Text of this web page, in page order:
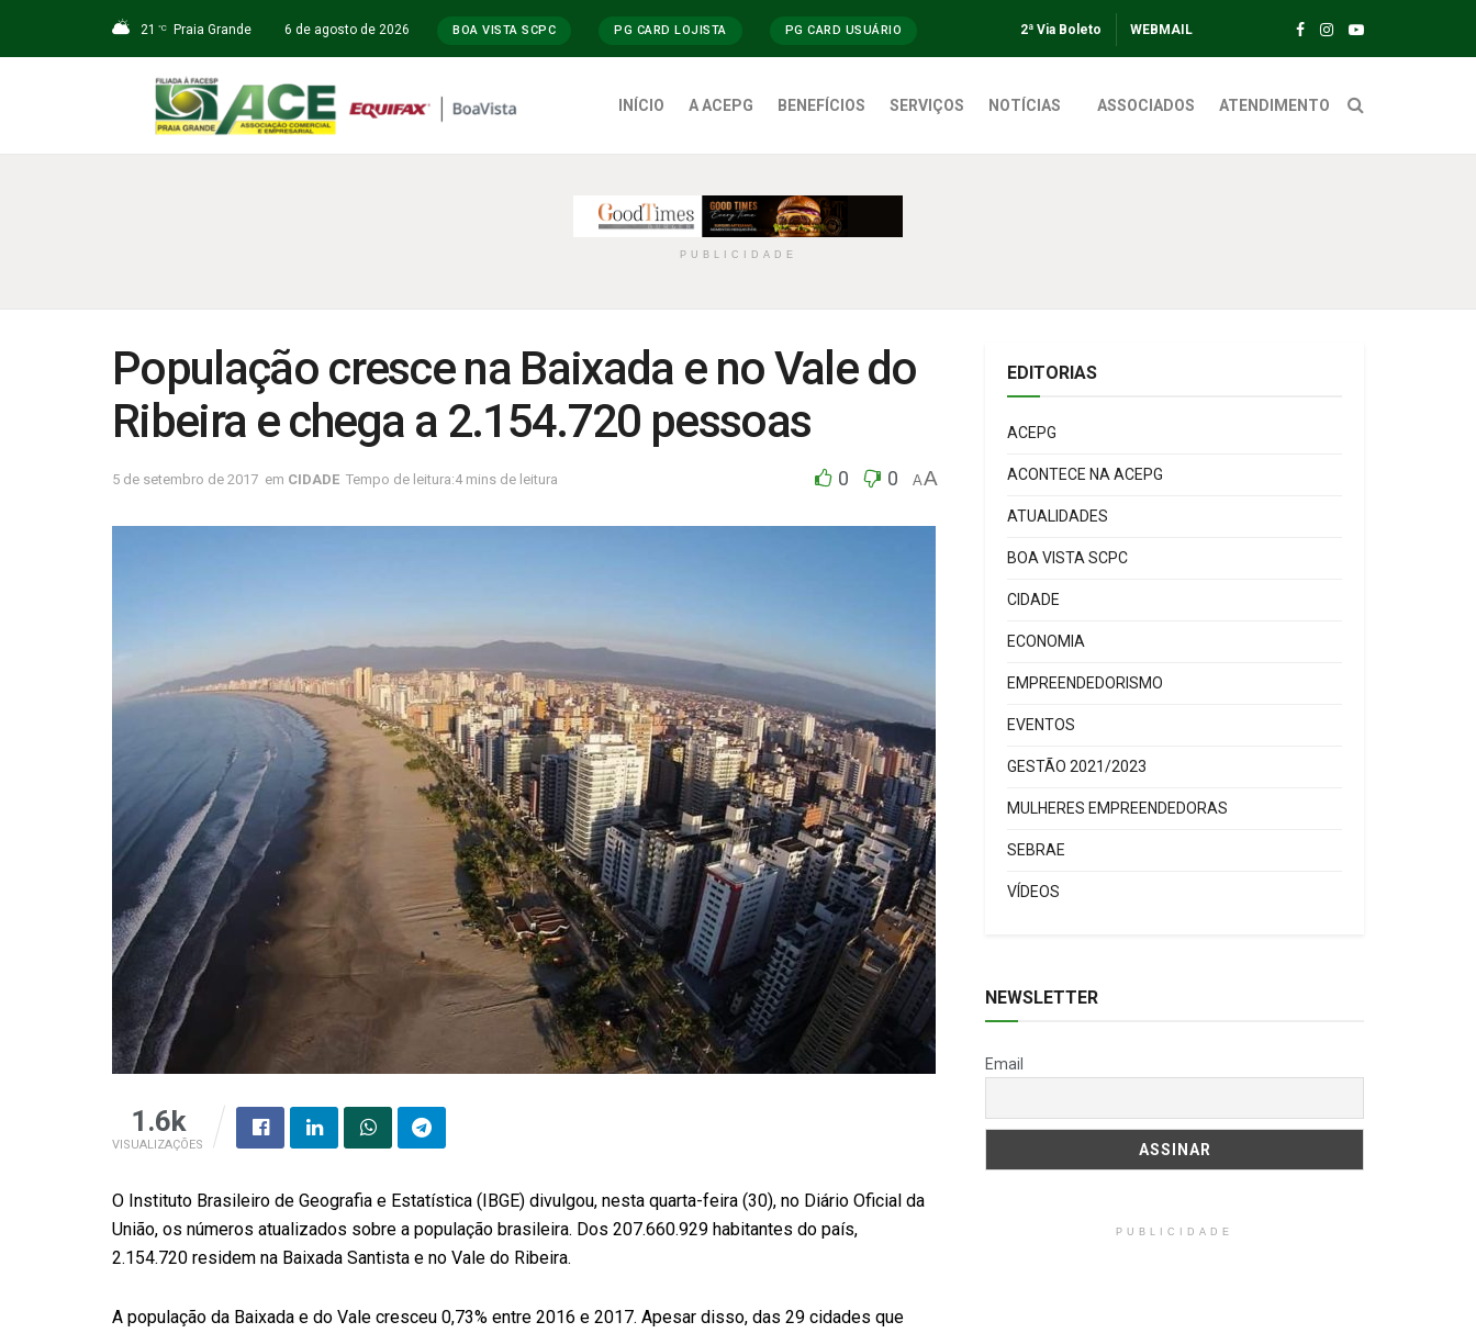
21 °C Praia Grande 6 de agosto de 2026 BOA VISTA SCPC PG CARD LOJISTA PG CARD USUÁRIO 2ª Via Boleto WEBMAIL
INÍCIO A ACEPG BENEFÍCIOS SERVIÇOS NOTÍCIAS ASSOCIADOS ATENDIMENTO
PUBLICIDADE
População cresce na Baixada e no Vale do
Ribeira e chega a 2.154.720 pessoas
5 de setembro de 2017 em CIDADE Tempo de leitura:4 mins de leitura 0 0 AA
1.6k
VISUALIZAÇÕES
O Instituto Brasileiro de Geografia e Estatística (IBGE) divulgou, nesta quarta-feira (30), no Diário Oficial da
União, os números atualizados sobre a população brasileira. Dos 207.660.929 habitantes do país,
2.154.720 residem na Baixada Santista e no Vale do Ribeira.
A população da Baixada e do Vale cresceu 0,73% entre 2016 e 2017. Apesar disso, das 29 cidades que
EDITORIAS
ACEPG
ACONTECE NA ACEPG
ATUALIDADES
BOA VISTA SCPC
CIDADE
ECONOMIA
EMPREENDEDORISMO
EVENTOS
GESTÃO 2021/2023
MULHERES EMPREENDEDORAS
SEBRAE
VÍDEOS
NEWSLETTER
Email
PUBLICIDADE